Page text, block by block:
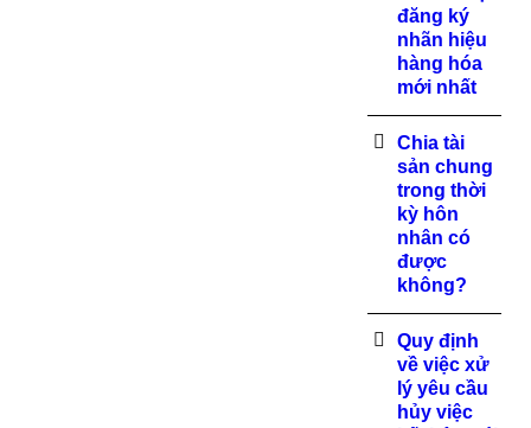
đăng ký
nhãn hiệu
hàng hóa
mới nhất
Chia tài
sản chung
trong thời
kỳ hôn
nhân có
được
không?
Quy định
về việc xử
lý yêu cầu
hủy việc